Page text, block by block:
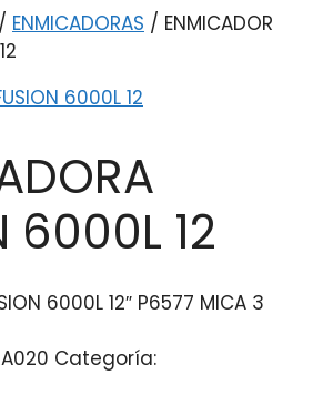
/ ENMICADORAS / ENMICADOR
6000L 12
6000L 12″ P6577 MICA 3
Categoría: